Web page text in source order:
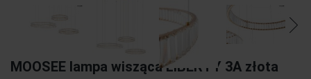
MOOSEE lampa wisząca LIBERTY 3A złota